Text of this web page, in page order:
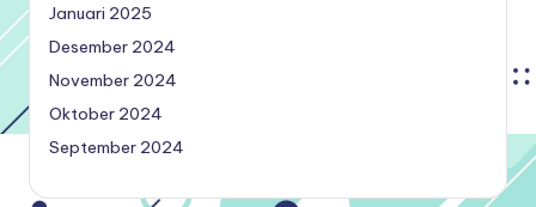
Januari 2025
Desember 2024
November 2024
Oktober 2024
September 2024